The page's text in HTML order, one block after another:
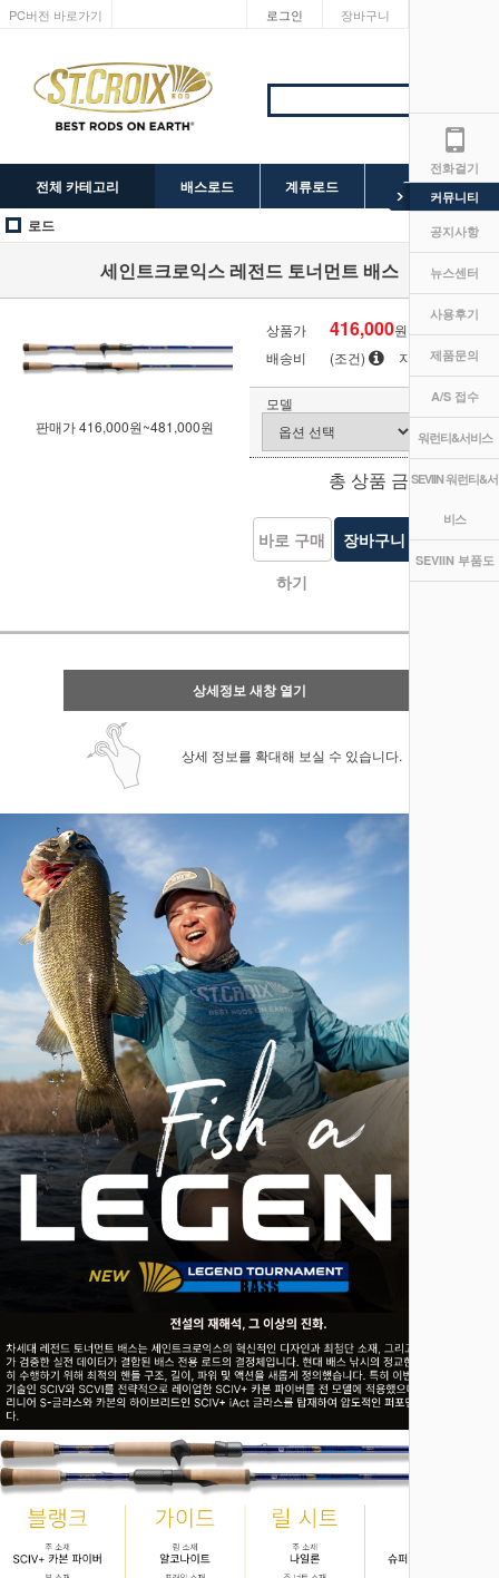
PC버전 바로가기 장바구니
로그인
전체 카테고리 배스로드 계류로드
SEVIIN 릴
로드
세인트크로익스 레전드 토너먼트 배스
판매가 416,000원~481,000원
상품가 416,000원
배송비
(조건) 지역별
모델
총 상품 금액 0원
바로 구매
하기
장바구니
관심상품
등록
상세정보 새창 열기
상세 정보를 확대해 보실 수 있습니다.
전화걸기
커뮤니티
공지사항
뉴스센터
사용후기
제품문의
A/S 접수
워런티&서비스
SEVIIN 워런티&서
비스
SEVIIN 부품도